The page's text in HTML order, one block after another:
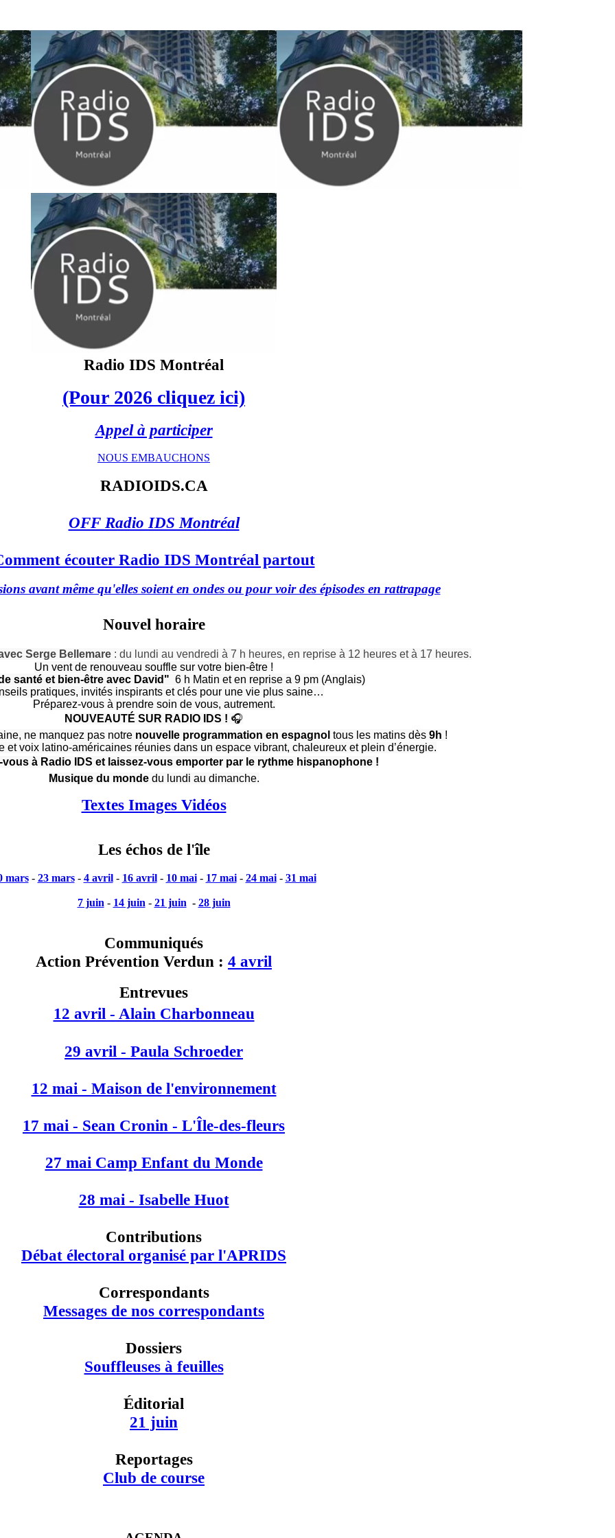
Radio IDS Montréal
(Pour 2026 cliquez ici)
Appel à participer
NOUS EMBAUCHONS
RADIOIDS.CA
OFF Radio IDS Montréal
écouter Radio IDS Montréal partout
avant même qu'elles soient en ondes ou pour voir des épisodes en rattrapage
Nouvel horaire
Serge Bellemare : du lundi au vendredi à 7 h heures, en reprise à 12 heuresetà 17 heures.
​Un vent de renouveau souffle sur votre bien-être !
santé et bien-être avec David" 6 h Matin et en reprise a 9 pm (Anglais)
pratiques, invités inspirants et clés pour une vie plus saine…
Préparez-vous à prendre soin de vous, autrement.
NOUVEAUTÉ SUR RADIO IDS ! 🎧
ne manquez pas notre nouvelle programmation en espagnol tous les matins dès 9h !
et voix latino-américaines réunies dans un espace vibrant, chaleureux et plein d’énergie.
à Radio IDS et laissez-vous emporter par le rythme hispanophone !
Musique du mondedu lundi au dimanche.
Textes Images Vidéos
Les échos de l'île
mars- 23 mars- 4 avril- 16 avril- 10 mai- 17 mai- 24 mai- 31 mai
7 juin - 14 juin - 21 juin - 28 juin
Communiqués
Action Prévention Verdun : 4 avril
Entrevues
12 avril - Alain Charbonneau
29 avril - Paula Schroeder
12 mai - Maison de l'environnement
17 mai - Sean Cronin - L'Île-des-fleurs
27 mai Camp Enfant du Monde
28 mai - Isabelle Huot
Contributions
Débat électoral organisé par l'APRIDS
Correspondants
Messages de nos correspondants
Dossiers
Souffleuses à feuilles
Éditorial
21 juin
Reportages
Club de course